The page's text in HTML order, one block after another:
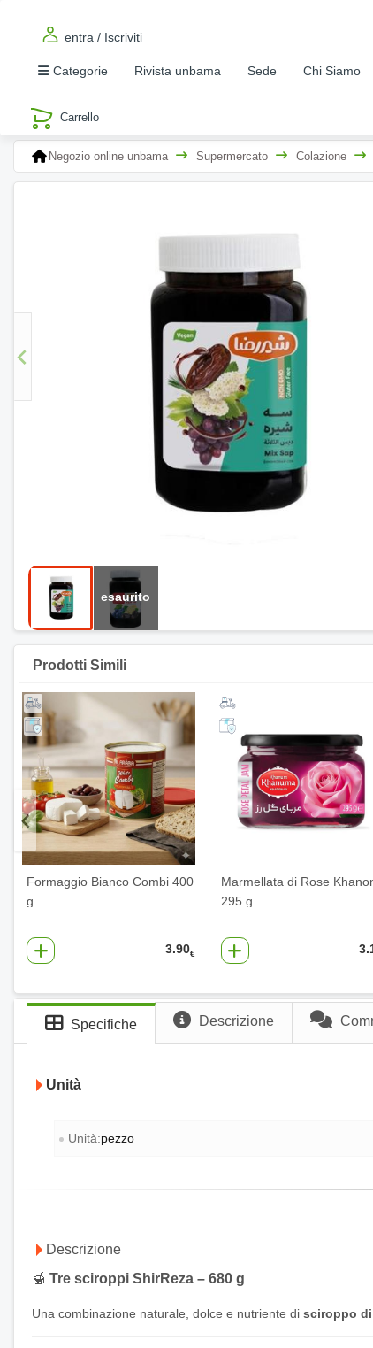
entra / Iscriviti
Categorie Rivista unbama Sede Chi Siamo
Negozio online unbama Supermercato Colazione
Prodotti Simili
Formaggio Bianco Combi 400
g
3.90€
Marmellata di Rose
295 g
Specifiche Descrizione
Unità
Unità:pezzo
Descrizione
🍯 Tre sciroppi ShirReza – 680 g
Una combinazione naturale, dolce e nutriente di sciroppo